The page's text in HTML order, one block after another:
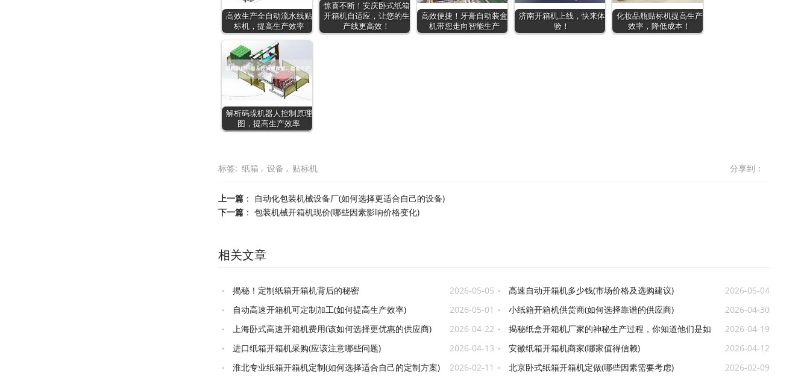
高效生产全自动流水线贴
标机，提高生产效率
惊喜不断！安庆卧式纸箱
开箱机自适应，让您的生
产线更高效！
高效便捷！牙膏自动装盒
机带您走向智能生产
济南开箱机上线，快来体
验！
化妆品瓶贴标机提高生产
效率，降低成本！
解析码垛机器人控制原理
图，提高生产效率
标签: 纸箱 , 设备 , 贴标机 分享到：
上一篇 ： 自动化包装机械设备厂(如何选择更适合自己的设备)
下一篇 ：包装机械开箱机现价(哪些因素影响价格变化)
相关文章
2026-05-05
揭秘！定制纸箱开箱机背后的秘密 2026-05-04
高速自动开箱机多少钱(市场价格及选购建议)
2026-05-01
自动高速开箱机可定制加工(如何提高生产效率) 2026-04-30
小纸箱开箱机供货商(如何选择靠谱的供应商)
2026-04-22
上海卧式高速开箱机费用(该如何选择更优惠的供应商) 2026-04-19
揭秘纸盒开箱机厂家的神秘生产过程，你知道他们是如
何让产品高效出厂的吗
2026-04-13
进口纸箱开箱机采购(应该注意哪些问题) 2026-04-12
安徽纸箱开箱机商家(哪家值得信赖)
2026-02-11
淮北专业纸箱开箱机定制(如何选择适合自己的定制方案) 2026-02-09
北京卧式纸箱开箱机定做(哪些因素需要考虑)